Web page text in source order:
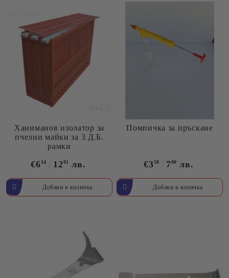
Ханиманов изолатор за
пчелни майки за 3 Д.Б.
рамки
€614 1201 лв.
Помпичка за пръскане
€358 700 лв.